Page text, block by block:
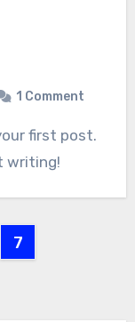
1 Comment
writing!
7